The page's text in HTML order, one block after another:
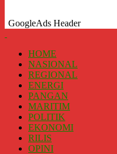
GoogleAds Header
HOME
NASIONAL
REGIONAL
ENERGI
PANGAN
MARITIM
POLITIK
EKONOMI
RILIS
OPINI